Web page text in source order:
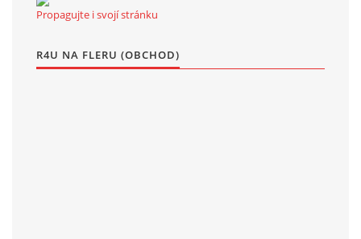
Propagujte i svojí stránku
R4U NA FLERU (OBCHOD)